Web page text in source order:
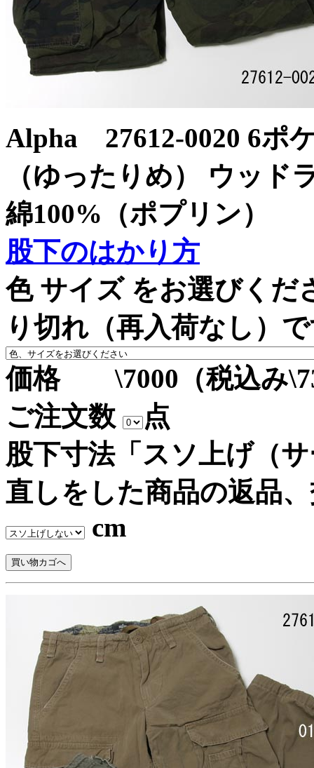
Alpha 27612-0020 6ポ
（ゆったりめ） ウッ
綿100%（ポプリン）
股下のはかり方
色 サイズ をお選びく
り切れ（再入荷なし）
価格 \7000（税込み
ご注文数
点
股下寸法「スソ上げ（
直しをした商品の返品
cm